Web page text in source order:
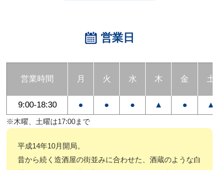
営業日
営業時間 月 火 水 木 金 土
9:00-18:30 ● ● ● ▲ ● ▲
※木曜、土曜は17:00まで
平成14年10月開局。
昔から続く造酒屋の街並みに合わせた、酒蔵のような白